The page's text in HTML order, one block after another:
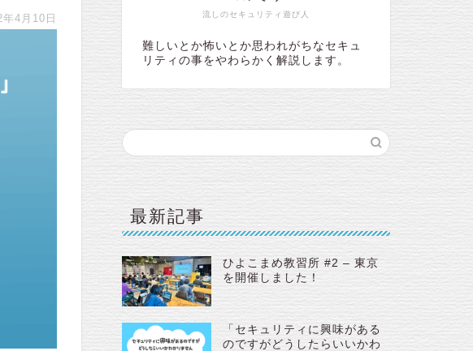
4月10日 流しのセキュリティ遊び人
難しいとか怖いとか思われがちなセキュ
リティの事をやわらかく解説します。
最新記事
ひよこまめ教習所 #2 – 東京
を開催しました！
「セキュリティに興味がある
のですがどうしたらいいかわ